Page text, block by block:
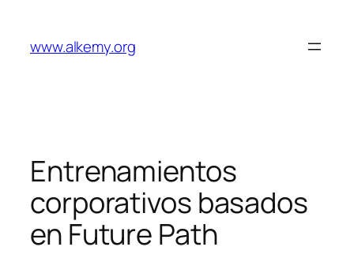
contenido
www.alkemy.org
Entrenamientos
corporativos basados
en Future Path